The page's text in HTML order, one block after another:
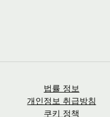
법률 정보
개인정보 취급방침
쿠키 정책